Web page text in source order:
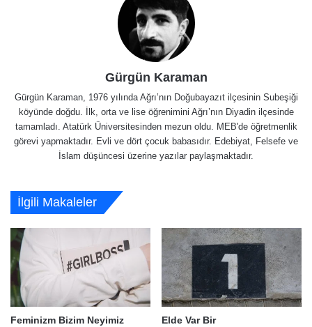
Gürgün Karaman
Gürgün Karaman, 1976 yılında Ağrı’nın Doğubayazıt ilçesinin Subeşiği
köyünde doğdu. İlk, orta ve lise öğrenimini Ağrı’nın Diyadin ilçesinde
tamamladı. Atatürk Üniversitesinden mezun oldu. MEB'de öğretmenlik
görevi yapmaktadır. Evli ve dört çocuk babasıdır. Edebiyat, Felsefe ve
İslam düşüncesi üzerine yazılar paylaşmaktadır.
İlgili Makaleler
Feminizm Bizim Neyimiz
Elde Var Bir